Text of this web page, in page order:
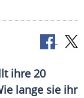
ihre 20
lange sie ihr